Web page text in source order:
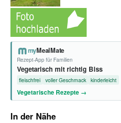
myMealMate
Rezept-App für Familien
Vegetarisch mit richtig Biss
fleischfrei voller Geschmack kinderleicht
Vegetarische Rezepte →
In der Nähe